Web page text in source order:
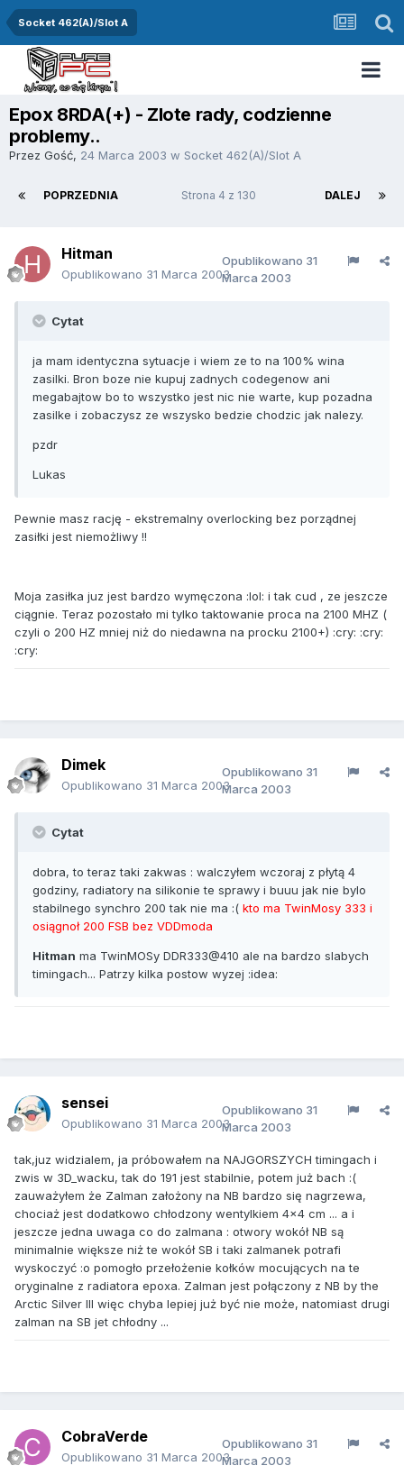
Socket 462(A)/Slot A
Epox 8RDA(+) - Zlote rady, codzienne
problemy..
Przez Gość, 24 Marca 2003 w Socket 462(A)/Slot A
POPRZEDNIA DALEJ
Strona 4 z 130
Hitman
Opublikowano 31 Marca 2003
Opublikowano 31
Marca 2003
Cytat
ja mam identyczna sytuacje i wiem ze to na 100% wina
zasilki. Bron boze nie kupuj zadnych codegenow ani
megabajtow bo to wszystko jest nic nie warte, kup pozadna
zasilke i zobaczysz ze wszysko bedzie chodzic jak nalezy.
pzdr
Lukas
Pewnie masz rację - ekstremalny overlocking bez porządnej
zasiłki jest niemożliwy !!
Moja zasiłka juz jest bardzo wymęczona :lol: i tak cud , ze jeszcze
ciągnie. Teraz pozostało mi tylko taktowanie proca na 2100 MHZ (
czyli o 200 HZ mniej niż do niedawna na procku 2100+) :cry: :cry:
:cry:
Dimek
Opublikowano 31 Marca 2003
Opublikowano 31
Marca 2003
Cytat
dobra, to teraz taki zakwas : walczyłem wczoraj z płytą 4
godziny, radiatory na silikonie te sprawy i buuu jak nie bylo
stabilnego synchro 200 tak nie ma :( kto ma TwinMosy 333 i
osiągnoł 200 FSB bez VDDmoda
Hitman ma TwinMOSy DDR333@410 ale na bardzo slabych
timingach... Patrzy kilka postow wyzej :idea:
sensei
Opublikowano 31 Marca 2003
Opublikowano 31
Marca 2003
tak,juz widzialem, ja próbowałem na NAJGORSZYCH timingach i
zwis w 3D_wacku, tak do 191 jest stabilnie, potem już bach :(
zauważyłem że Zalman założony na NB bardzo się nagrzewa,
chociaż jest dodatkowo chłodzony wentylkiem 4x4 cm ... a i
jeszcze jedna uwaga co do zalmana : otwory wokół NB są
minimalnie większe niż te wokół SB i taki zalmanek potrafi
wyskoczyć :o pomogło przełożenie kołków mocujących na te
oryginalne z radiatora epoxa. Zalman jest połączony z NB by the
Arctic Silver III więc chyba lepiej już być nie może, natomiast drugi
zalman na SB jet chłodny ...
CobraVerde
Opublikowano 31 Marca 2003
Opublikowano 31
Marca 2003